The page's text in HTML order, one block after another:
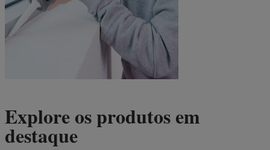
Explore os produtos em
destaque